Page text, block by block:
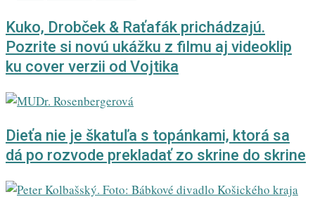
Kuko, Drobček & Raťafák prichádzajú.
Pozrite si novú ukážku z filmu aj videoklip
ku cover verzii od Vojtika
Dieťa nie je škatuľa s topánkami, ktorá sa
dá po rozvode prekladať zo skrine do skrine